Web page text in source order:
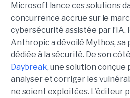
Microsoft lance ces solutions
concurrence accrue sur le
cybersécurité assistée par
Anthropic a dévoilé Mythos,
dédiée à la sécurité. De son
Daybreak, une solution conçue
analyser et corriger les
ne soient exploitées. L'éditeur